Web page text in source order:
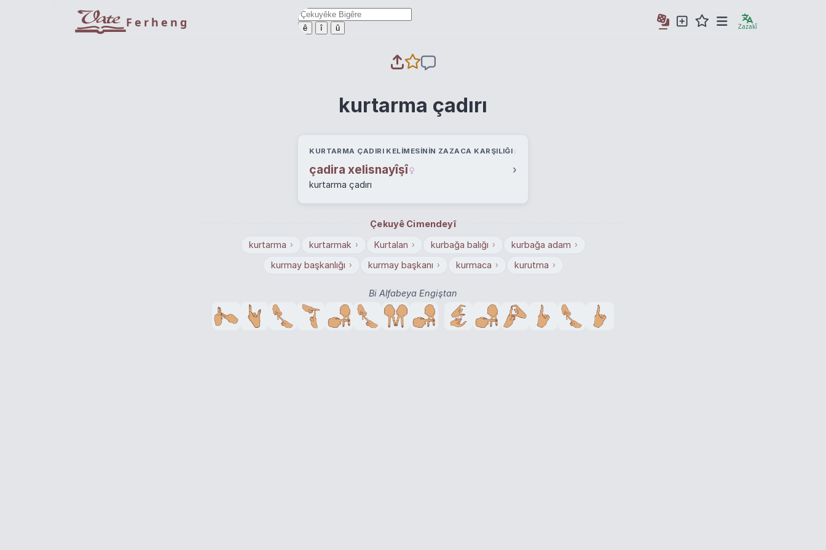
Ferheng ê î û Zazakî
kurtarma çadırı
KURTARMA ÇADIRI KELIMESININ ZAZACA KARŞILIĞI
çadira xelisnayîşî ›
kurtarma çadırı
Çekuyê Cimendeyî
kurtarma › kurtarmak › Kurtalan › kurbağa balığı › kurbağa adam ›
kurmay başkanlığı › kurmay başkanı › kurmaca › kurutma ›
Bi Alfabeya Engiştan